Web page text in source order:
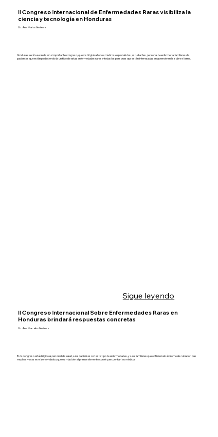
II Congreso Internacional de Enfermedades Raras visibiliza la
ciencia y tecnología en Honduras
Lic. Ana María Jiménez
Honduras será la sede de este importante congreso, que va dirigido a todos médicos especialistas, estudiantes, personal de enfermería, familiares de
pacientes que están padeciendo de un tipo de estas enfermedades raras y todas las personas que están interesadas en aprender más sobre el tema.
Sigue leyendo
II Congreso Internacional Sobre Enfermedades Raras en
Honduras brindará respuestas concretas
Lic. Ana Marcela Jiménez
Este congreso está dirigido al personal de salud, a los pacientes con este tipo de enfermedades, y a los familiares que obtienen el síndrome de cuidador, que
muchas veces es el ser olvidado y que es más bien el primer elemento con el que cuentan los médicos.